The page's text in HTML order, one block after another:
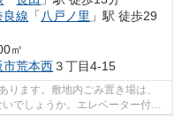
良線 「 八戸ノ里 」駅 徒歩29
㎡
市荒本西３丁目4-15
ます。敷地内ごみ置き場は、
でしょうか。エレベーター付き